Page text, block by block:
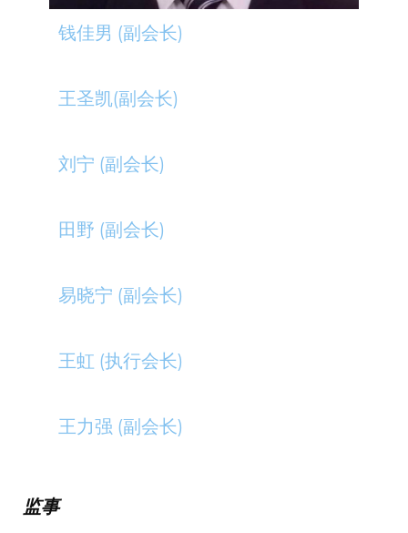
钱佳男 (副会长)
王圣凯(副会长)
刘宁 (副会长)
田野 (副会长)
易晓宁 (副会长)
王虹 (执行会长)
王力强 (副会长)
监事